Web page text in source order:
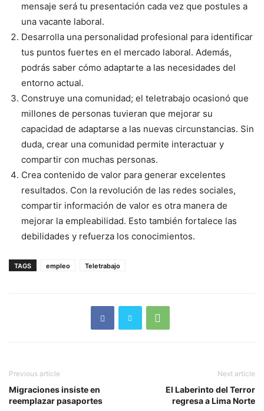
mensaje será tu presentación cada vez que postules a
una vacante laboral.
Desarrolla una personalidad profesional para identificar
tus puntos fuertes en el mercado laboral. Además,
podrás saber cómo adaptarte a las necesidades del
entorno actual.
Construye una comunidad; el teletrabajo ocasionó que
millones de personas tuvieran que mejorar su
capacidad de adaptarse a las nuevas circunstancias. Sin
duda, crear una comunidad permite interactuar y
compartir con muchas personas.
Crea contenido de valor para generar excelentes
resultados. Con la revolución de las redes sociales,
compartir información de valor es otra manera de
mejorar la empleabilidad. Esto también fortalece las
debilidades y refuerza los conocimientos.
TAGS empleo Teletrabajo
Previous article
Migraciones insiste en
reemplazar pasaportes
Next article
El Laberinto del Terror
regresa a Lima Norte